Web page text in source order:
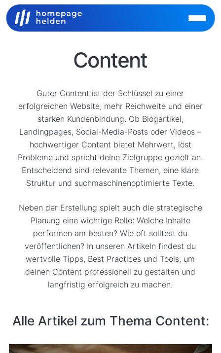
Content
Guter Content ist der Schlüssel zu einer
erfolgreichen Website, mehr Reichweite und einer
starken Kundenbindung. Ob Blogartikel,
Landingpages, Social-Media-Posts oder Videos –
hochwertiger Content bietet Mehrwert, löst
Probleme und spricht deine Zielgruppe gezielt an.
Entscheidend sind relevante Themen, eine klare
Struktur und suchmaschinenoptimierte Texte.
Neben der Erstellung spielt auch die strategische
Planung eine wichtige Rolle: Welche Inhalte
performen am besten? Wie oft solltest du
veröffentlichen? In unseren Artikeln findest du
wertvolle Tipps, Best Practices und Tools, um
deinen Content professionell zu gestalten und
langfristig erfolgreich zu machen.
Alle Artikel zum Thema Content: